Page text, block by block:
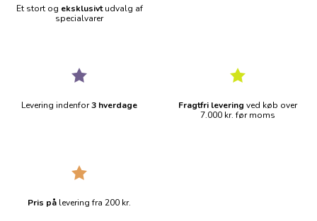
Et stort og eksklusivtudvalg af
specialvarer
Levering indenfor3 hverdage Fragtfri levering ved køb over
7.000 kr. før moms
Pris på levering fra 200 kr.